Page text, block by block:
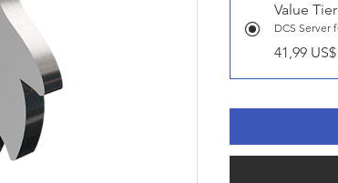
Value Tier
41,99 US$